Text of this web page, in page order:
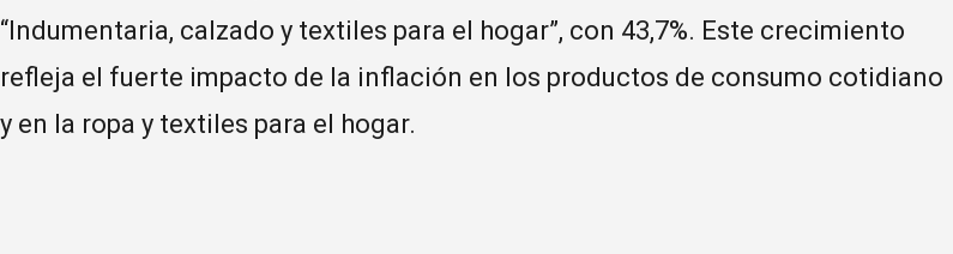
“Indumentaria, calzado y textiles para el hogar”, con 43,7%. Este crecimiento
refleja el fuerte impacto de la inflación en los productos de consumo cotidiano
y en la ropa y textiles para el hogar.